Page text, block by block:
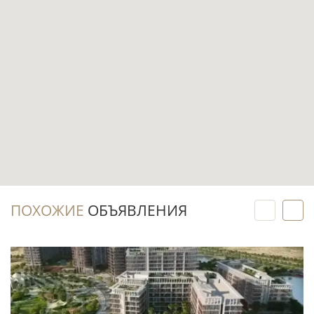
зафиксировать выбранный лот до передачи
объекта в III квартале 2027 года и планировать
Квартира с 1 спальней — понятный формат
для рынка аренды и последующей
перепродажи, поскольку ориентирован на
ПОХОЖИЕ ОБЪЯВЛЕНИЯ